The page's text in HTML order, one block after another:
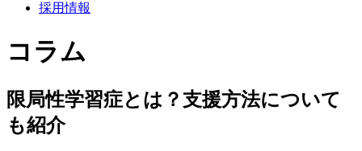
採用情報
コラム
限局性学習症とは？支援方法について
も紹介